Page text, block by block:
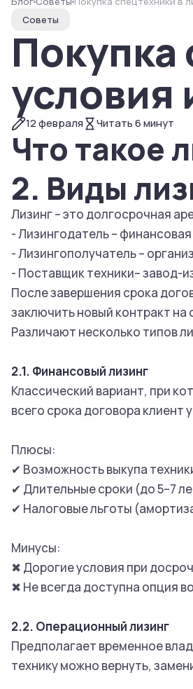
Советы
Покупка
условия
12 февраля Читать6минут
Что такое
2. Виды
Лизинг – это долгосрочная
- Лизингодатель –
- Лизингополучатель –
- Поставщик техники– завод-
После завершения срока
заключить новый контракт
Различают несколько типов
2.1. Финансовый лизинг
Классический вариант, при
всего срока договора клиент
Плюсы:
✔ Возможность выкупа
✔ Длительные сроки (до 5–7
✔ Налоговые льготы
Минусы:
✖ Дорогие условия при
✖ Не всегда доступна опция
2.2. Операционный лизинг
Предполагает временное
технику можно вернуть,